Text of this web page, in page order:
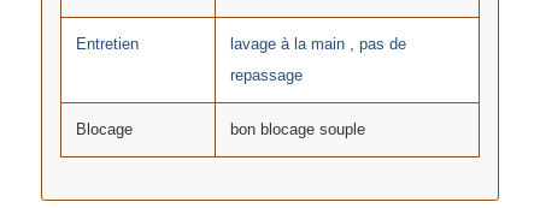
Entretien
lavage à la main , pas de
repassage
Blocage bon blocage souple